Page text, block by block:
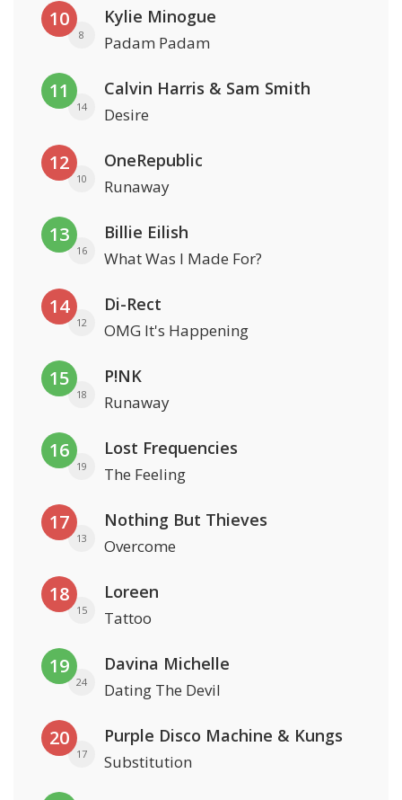
10
8
Kylie Minogue
Padam Padam
11
14
Calvin Harris & Sam Smith
Desire
12
10
OneRepublic
Runaway
13
16
Billie Eilish
What Was I Made For?
14
12
Di-Rect
OMG It's Happening
15
18
P!NK
Runaway
16
19
Lost Frequencies
The Feeling
17
13
Nothing But Thieves
Overcome
18
15
Loreen
Tattoo
19
24
Davina Michelle
Dating The Devil
20
17
Purple Disco Machine & Kungs
Substitution